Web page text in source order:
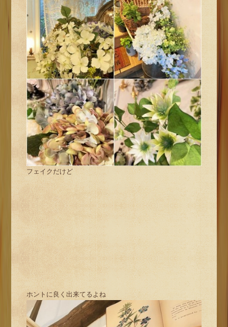
フェイクだけど
ホントに良く出来てるよね